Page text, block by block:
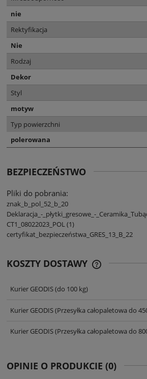
nie
Rektyfikacja
Nie
Rodzaj
Dekor
Styl
motyw
Typ powierzchni
polerowana
BEZPIECZEŃSTWO
Pliki do pobrania:
znak_b_pol_52_b_20
Deklaracja_-_płytki_gresowe_-
CT1_08022023_POL (1)
certyfikat_bezpieczeństwa_GRES_13_B_22
KOSZTY DOSTAWY
Kurier GEODIS(do 100 kg)
Kurier GEODIS(Przesyłka całopaletowa do
Kurier GEODIS(Przesyłka całopaletowa do
OPINIE O PRODUKCIE (0)